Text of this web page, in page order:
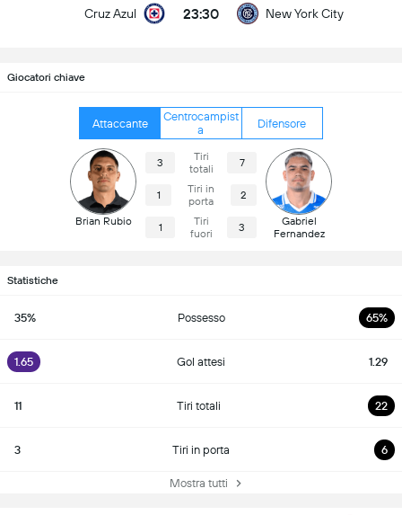
Cruz Azul 23:30 New York City
Giocatori chiave
Attaccante
Centrocampist
a
Difensore
Brian Rubio
3
Tiri
totali
7
1
Tiri in
porta
2
1
Tiri
fuori
3
Gabriel
Fernandez
Statistiche
35% Possesso 65%
1.65 Gol attesi 1.29
11 Tiri totali 22
3 Tiri in porta 6
Mostra tutti